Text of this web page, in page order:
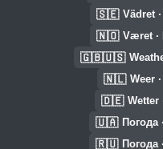
🇸🇪 Vädret
🇳🇴 Været ·
🇬🇧🇺🇸
🇳🇱 Weer
🇩🇪 Wetter
🇺🇦 Погода
🇷🇺 Погода